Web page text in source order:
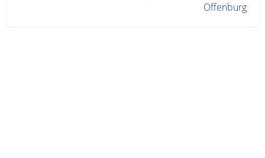
Offenburg